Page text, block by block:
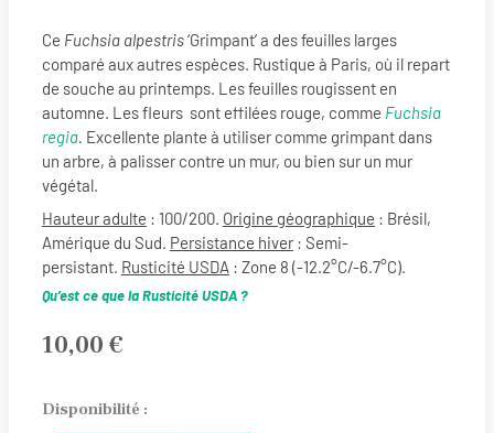
Ce Fuchsia alpestris‘Grimpant’ a des feuilles larges
comparé aux autres espèces. Rustique à Paris, où il repart
de souche au printemps. Les feuilles rougissent en
automne. Les fleurs sont effilées rouge, comme Fuchsia
regia. Excellente plante à utiliser comme grimpant dans
un arbre, à palisser contre un mur, ou bien sur un mur
végétal.
Hauteur adulte : 100/200. Origine géographique : Brésil,
Amérique du Sud. Persistance hiver: Semi-
persistant. Rusticité USDA: Zone 8 (-12.2°C/-6.7°C).
Qu’est ce que la Rusticité USDA ?
10,00 €
Disponibilité :
quantité